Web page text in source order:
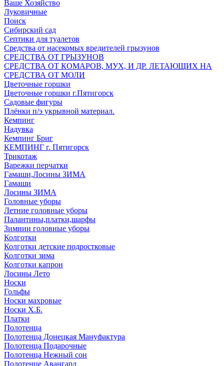
Ваше Хозяйство
Луковичные
Поиск
Сибирский сад
Септики для туалетов
Средства от насекомых вредителей грызунов
СPEДСТВА ОТ ГРЫЗУНОВ
СРЕДСТВА ОТ КОМАРОВ, МУХ, И ДР. ЛЕТАЮЩИХ НА
СРЕДСТВА ОТ МОЛИ
Цветочные горшки
Цветочные горшки г.Пятигорск
Садовые фигуры
Плёнки п/э укрывной материал.
Кемпинг
Надувка
Кемпинг Бриг
КЕМПИНГ г. Пятигорск
Трикотаж
Варежки перчатки
Гамаши,Лосины ЗИМА
Гамаши
Лосины ЗИМА
Головные уборы
Летние головные уборы
Палантины,платки,шарфы
Зимнии головные уборы
Колготки
Колготки детские подростковые
Колготки зима
Колготки капрон
Лосины Лето
Носки
Гольфы
Носки махровые
Носки Х.Б.
Платки
Полотенца
Полотенца Донецкая Мануфактура
Полотенца Подарочные
Полотенца Нежный сон
Полотенце Авангард